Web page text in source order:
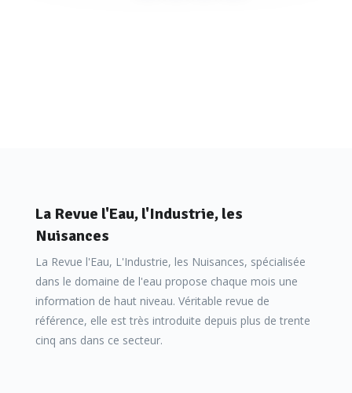
La Revue l'Eau, l'Industrie, les
Nuisances
La Revue l'Eau, L'Industrie, les Nuisances, spécialisée
dans le domaine de l'eau propose chaque mois une
information de haut niveau. Véritable revue de
référence, elle est très introduite depuis plus de trente
cinq ans dans ce secteur.